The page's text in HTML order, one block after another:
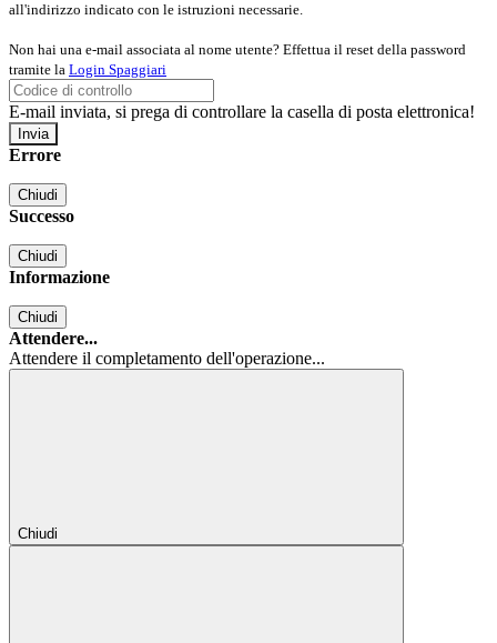
all'indirizzo indicato con le istruzioni necessarie.
Non hai una e-mail associata al nome utente? Effettua il reset della password
tramite la Login Spaggiari
E-mail inviata, si prega di controllare la casella di posta elettronica!
Errore
Chiudi
Successo
Chiudi
Informazione
Chiudi
Attendere...
Attendere il completamento dell'operazione...
Chiudi